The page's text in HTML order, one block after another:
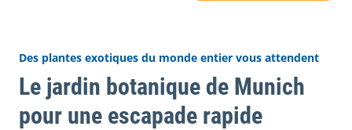
Des plantes exotiques du monde entier vous attendent
Le jardin botanique de Munich
pour une escapade rapide